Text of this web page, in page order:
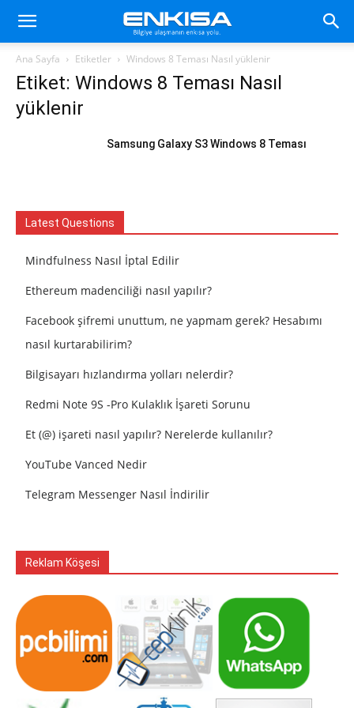
Ana Sayfa Etiketler Windows 8 Teması Nasıl yüklenir
Etiket: Windows 8 Teması Nasıl
yüklenir
Samsung Galaxy S3 Windows 8 Teması
Latest Questions
Mindfulness Nasıl İptal Edilir
Ethereum madenciliği nasıl yapılır?
Facebook şifremi unuttum, ne yapmam gerek? Hesabımı
nasıl kurtarabilirim?
Bilgisayarı hızlandırma yolları nelerdir?
Redmi Note 9S -Pro Kulaklık İşareti Sorunu
Et (@) işareti nasıl yapılır? Nerelerde kullanılır?
YouTube Vanced Nedir
Telegram Messenger Nasıl İndirilir
Reklam Köşesi